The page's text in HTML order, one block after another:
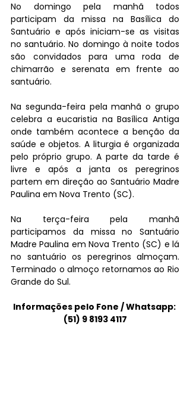
No domingo pela manhã todos
participam da missa na Basílica do
Santuário e após iniciam-se as visitas
no santuário. No domingo à noite todos
são convidados para uma roda de
chimarrão e serenata em frente ao
santuário.
Na segunda-feira pela manhã o grupo
celebra a eucaristia na Basílica Antiga
onde também acontece a benção da
saúde e objetos. A liturgia é organizada
pelo próprio grupo. A parte da tarde é
livre e após a janta os peregrinos
partem em direção ao Santuário Madre
Paulina em Nova Trento (SC).
Na terça-feira pela manhã
participamos da missa no Santuário
Madre Paulina em Nova Trento (SC) e lá
no santuário os peregrinos almoçam.
Terminado o almoço retornamos ao Rio
Grande do Sul.
Informações pelo Fone / Whatsapp:
(51) 9 8193 4117